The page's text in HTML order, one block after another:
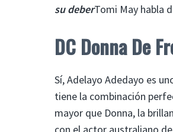
su deberTomi May habla
DC Donna De
Sí, Adelayo Adedayo es
tiene la combinación
mayor que Donna, la
con el actor australiano de